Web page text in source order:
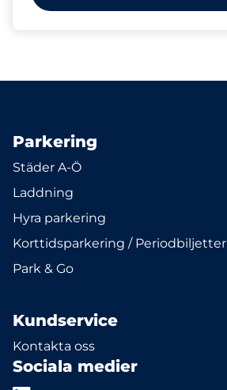
Parkering
Städer A-Ö
Laddning
Hyra parkering
Korttidsparkering / Periodbiljetter
Park & Go
Kundservice
Kontakta oss
Sociala medier